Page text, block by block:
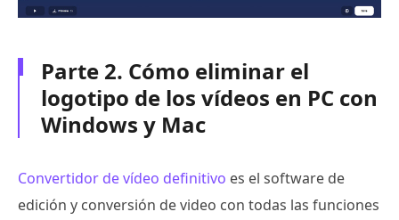
Parte 2. Cómo eliminar el
logotipo de los vídeos en PC con
Windows y Mac
Convertidor de vídeo definitivo es el software de
edición y conversión de video con todas las funciones